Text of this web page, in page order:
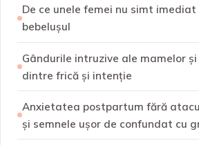
De ce unele femei nu simt
bebelușul
Gândurile intruzive ale mamelor
dintre frică și intenție
Anxietatea postpartum fără
și semnele ușor de confundat cu